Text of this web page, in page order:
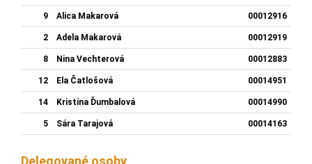
9 Alica Makarová 00012916
2 Adela Makarová 00012919
8 Nina Vechterová 00012883
12 Ela Čatlošová 00014951
14 Kristína Ďumbalová 00014990
5 Sára Tarajová 00014163
Delegované osoby